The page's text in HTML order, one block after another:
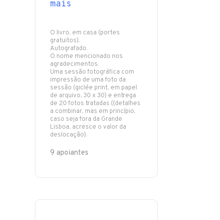
mais
O livro, em casa (portes
gratuitos).
Autografado.
O nome mencionado nos
agradecimentos.
Uma sessão fotográfica com
impressão de uma foto da
sessão (giclée print, em papel
de arquivo, 30 x 30) e entrega
de 20 fotos tratadas ((detalhes
a combinar, mas em princípio,
caso seja fora da Grande
Lisboa, acresce o valor da
9 apoiantes